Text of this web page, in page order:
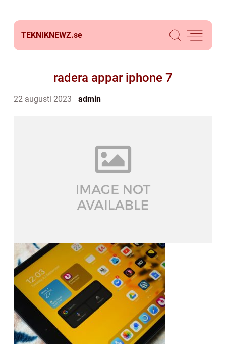
TEKNIKNEWZ.se
radera appar iphone 7
22 augusti 2023 admin